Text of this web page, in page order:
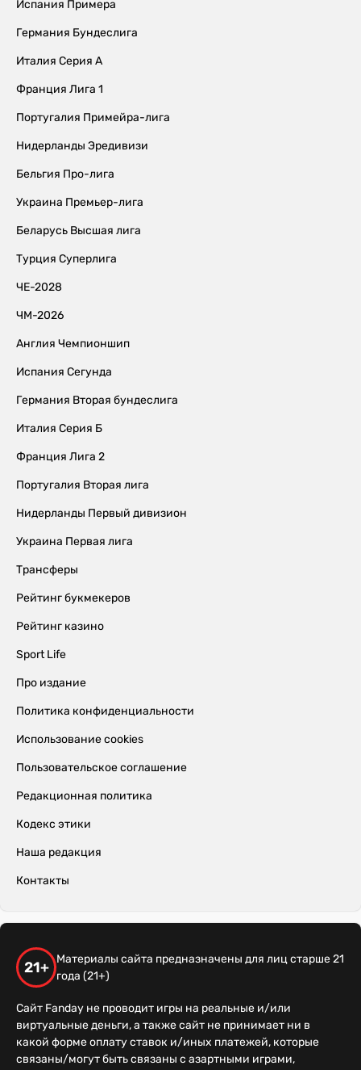
Испания Примера
Германия Бундеслига
Италия Серия А
Франция Лига 1
Португалия Примейра-лига
Нидерланды Эредивизи
Бельгия Про-лига
Украина Премьер-лига
Беларусь Высшая лига
Турция Суперлига
ЧЕ-2028
ЧМ-2026
Англия Чемпионшип
Испания Сегунда
Германия Вторая бундеслига
Италия Серия Б
Франция Лига 2
Португалия Вторая лига
Нидерланды Первый дивизион
Украина Первая лига
Трансферы
Рейтинг букмекеров
Рейтинг казино
Sport Life
Про издание
Политика конфиденциальности
Использование cookies
Пользовательское соглашение
Редакционная политика
Кодекс этики
Наша редакция
Контакты
21+
Материалы сайта предназначены для лиц старше 21
года (21+)
Сайт Fanday не проводит игры на реальные и/или
виртуальные деньги, а также сайт не принимает ни в
какой форме оплату ставок и/иных платежей, которые
связаны/могут быть связаны с азартными играми,